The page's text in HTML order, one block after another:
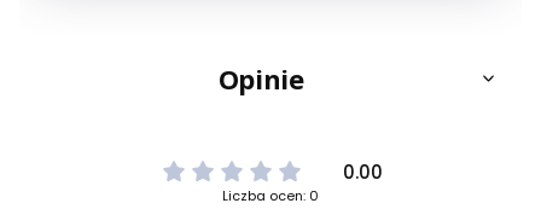
Opinie
0.00
Liczba ocen: 0